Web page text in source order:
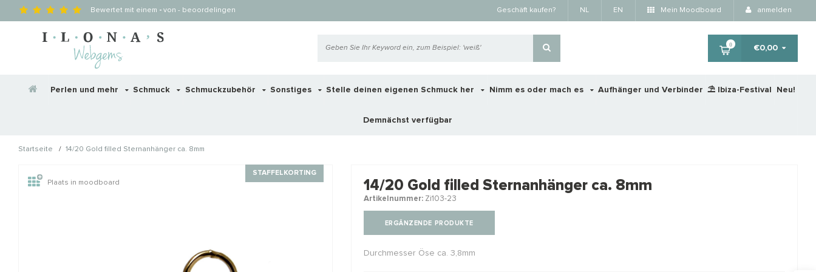
Bewertet mit einem - von - beoordelingen Geschäft kaufen? NL EN Mein Moodboard anmelden
0 €0,00
Perlen und mehr Schmuck Schmuckzubehör Sonstiges Stelle deinen eigenen Schmuck her Nimm es oder mach es Aufhänger und Verbinder ⛱️ Ibiza-Festival Neu!
Demnächst verfügbar
Startseite / 14/20 Gold filled Sternanhänger ca. 8mm
Wellicht zijn deze producten ook interessant voor je?
STAFFELKORTING
Plaats in moodboard
14/20 Gold filled Sternanhänger ca. 8mm
Artikelnummer:Zi103-23
ERGÄNZENDE PRODUKTE
Durchmesser Öse ca. 3,8mm